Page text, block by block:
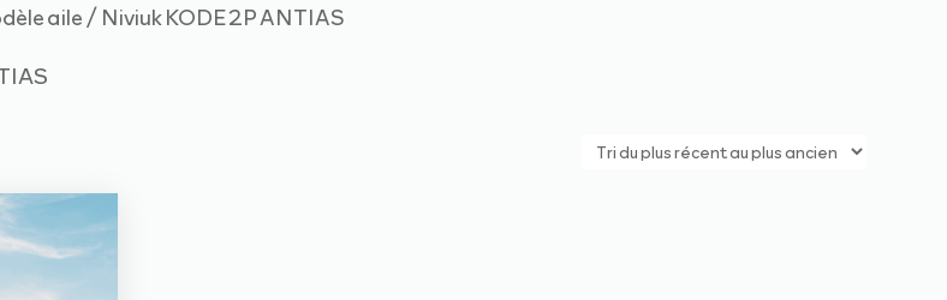
aile / Niviuk KODE 2P ANTIAS